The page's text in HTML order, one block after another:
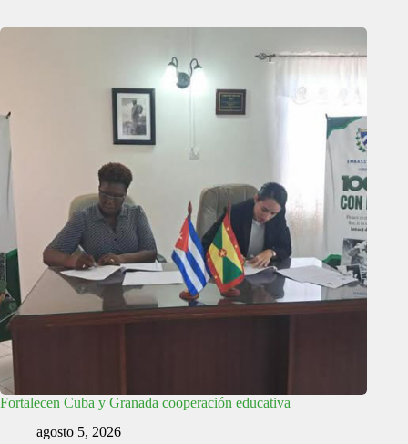
Fortalecen Cuba y Granada cooperación educativa
agosto 5, 2026